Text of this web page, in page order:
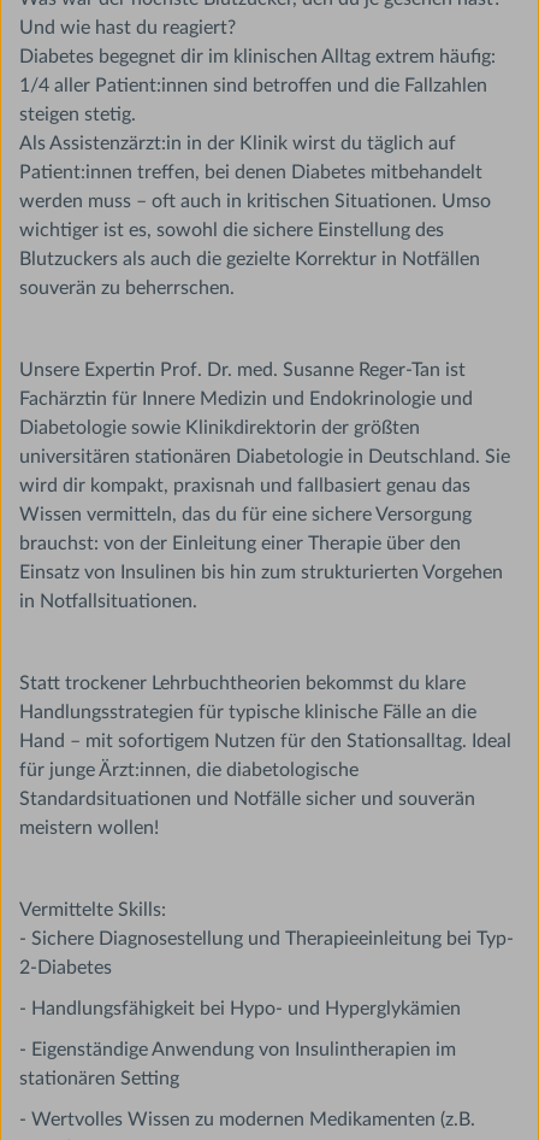
Und wie hast du reagiert?
Diabetes begegnet dir im klinischen Alltag extrem häufig:
1/4 aller Patient:innen sind betroffen und die Fallzahlen
steigen stetig.
Als Assistenzärzt:in in der Klinik wirst du täglich auf
Patient:innen treffen, bei denen Diabetes mitbehandelt
werden muss – oft auch in kritischen Situationen. Umso
wichtiger ist es, sowohl die sichere Einstellung des
Blutzuckers als auch die gezielte Korrektur in Notfällen
souverän zu beherrschen.
Unsere Expertin Prof. Dr. med. Susanne Reger-Tan ist
Fachärztin für Innere Medizin und Endokrinologie und
Diabetologie sowie Klinikdirektorin der größten
universitären stationären Diabetologie in Deutschland. Sie
wird dir kompakt, praxisnah und fallbasiert genau das
Wissen vermitteln, das du für eine sichere Versorgung
brauchst: von der Einleitung einer Therapie über den
Einsatz von Insulinen bis hin zum strukturierten Vorgehen
in Notfallsituationen.
Statt trockener Lehrbuchtheorien bekommst du klare
Handlungsstrategien für typische klinische Fälle an die
Hand – mit sofortigem Nutzen für den Stationsalltag. Ideal
für junge Ärzt:innen, die diabetologische
Standardsituationen und Notfälle sicher und souverän
meistern wollen!
Vermittelte Skills:
- Sichere Diagnosestellung und Therapieeinleitung bei Typ-
2-Diabetes
- Handlungsfähigkeit bei Hypo- und Hyperglykämien
- Eigenständige Anwendung von Insulintherapien im
stationären Setting
- Wertvolles Wissen zu modernen Medikamenten (z.B.